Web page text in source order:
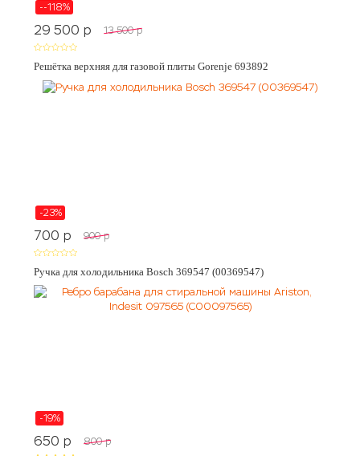
--118%
29 500 p 13 500 p
Решётка верхняя для газовой плиты Gorenje 693892
-23%
700 p 900 p
Ручка для холодильника Bosch 369547 (00369547)
-19%
650 p 800 p